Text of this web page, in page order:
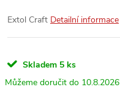
Extol Craft Detailní informace
Skladem 5 ks
10.8.2026